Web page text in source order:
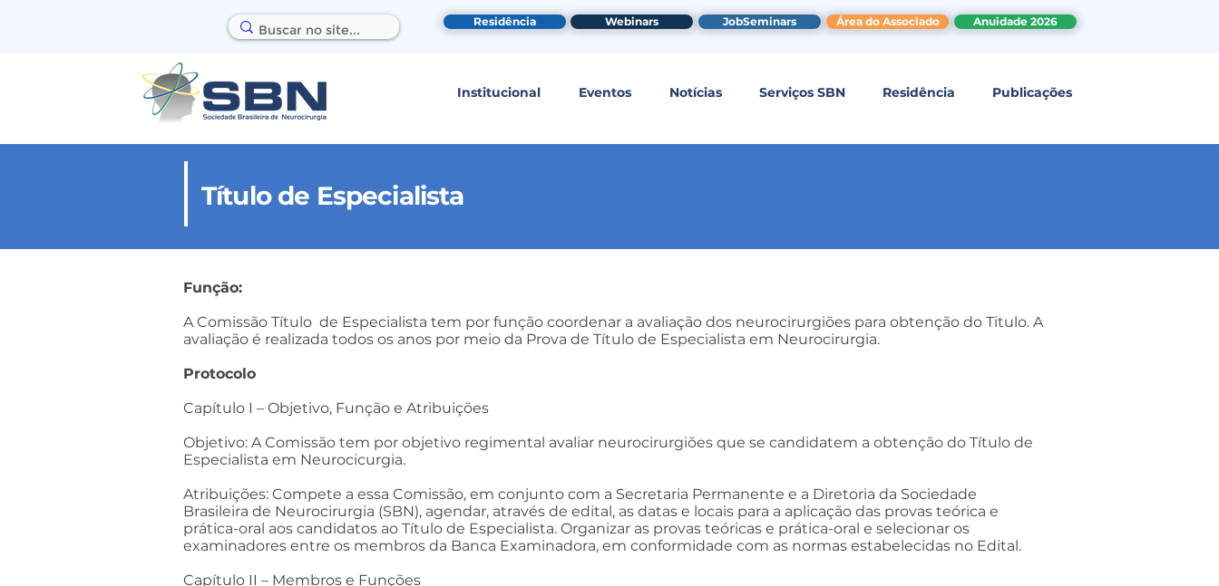
Residência Webinars JobSeminars Área do Associado Anuidade 2026
Institucional Eventos Notícias Serviços SBN Residência Publicações
Título de Especialista
Função:
A Comissão Título de Especialista tem por função coordenar a avaliação dos neurocirurgiões para obtenção do Titulo. A
avaliação é realizada todos os anos por meio da Prova de Título de Especialista em Neurocirurgia.
Protocolo
Capítulo I – Objetivo, Função e Atribuições
Objetivo: A Comissão tem por objetivo regimental avaliar neurocirurgiões que se candidatem a obtenção do Título de
Especialista em Neurocicurgia.
Atribuições: Compete a essa Comissão, em conjunto com a Secretaria Permanente e a Diretoria da Sociedade
Brasileira de Neurocirurgia (SBN), agendar, através de edital, as datas e locais para a aplicação das provas teórica e
prática-oral aos candidatos ao Título de Especialista. Organizar as provas teóricas e prática-oral e selecionar os
examinadores entre os membros da Banca Examinadora, em conformidade com as normas estabelecidas no Edital.
Capítulo II – Membros e Funções